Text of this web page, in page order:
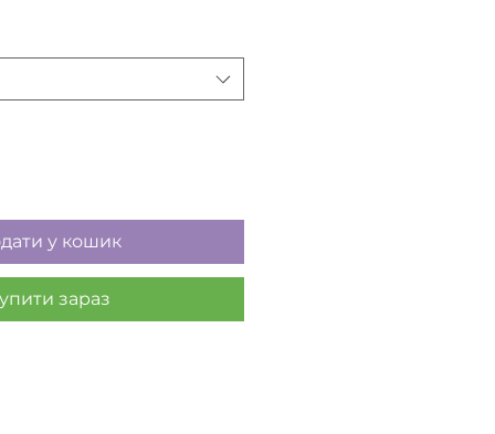
у кошик
зараз